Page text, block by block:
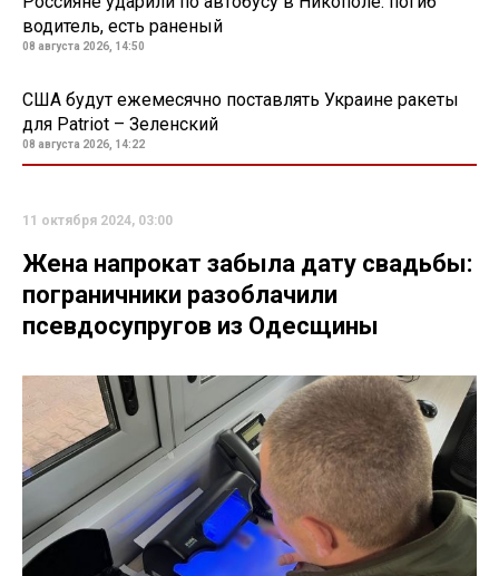
водитель, есть раненый
08 августа 2026, 14:50
США будут ежемесячно поставлять Украине ракеты
для Patriot – Зеленский
08 августа 2026, 14:22
11 октября 2024, 03:00
Жена напрокат забыла дату свадьбы:
пограничники разоблачили
псевдосупругов из Одесщины